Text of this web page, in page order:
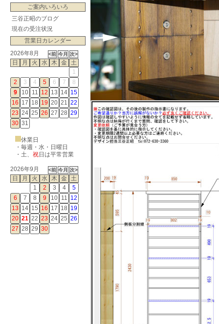
ご案内いろいろ
三谷正昭のブログ
現在の受注状況
営業日カレンダー
2026年8月
日
月 火 水 木 金
土
1
2
3 4 5 6 7
8
9
10 11 12 13 14 15
16 17 18 19 20 21 22
23 24 25 26 27 28 29
30 31
休業日
・毎週・水・日曜日
・ 土、 祝日は平常営業
2026年9月
日
月 火 水 木 金
土
1
2 3 4
5
6
7 8 9 10 11 12
13 14 15 16 17 18 19
20 21 22 23 24 25 26
27 28 29 30